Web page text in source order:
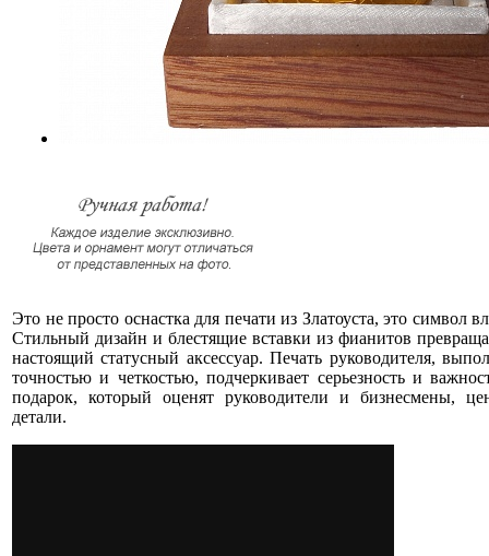
Это не просто оснастка для печати из Златоуста, это символ
Стильный дизайн и блестящие вставки из фианитов
настоящий статусный аксессуар. Печать руководителя,
точностью и четкостью, подчеркивает серьезность и
подарок, который оценят руководители и бизнесмены,
детали.